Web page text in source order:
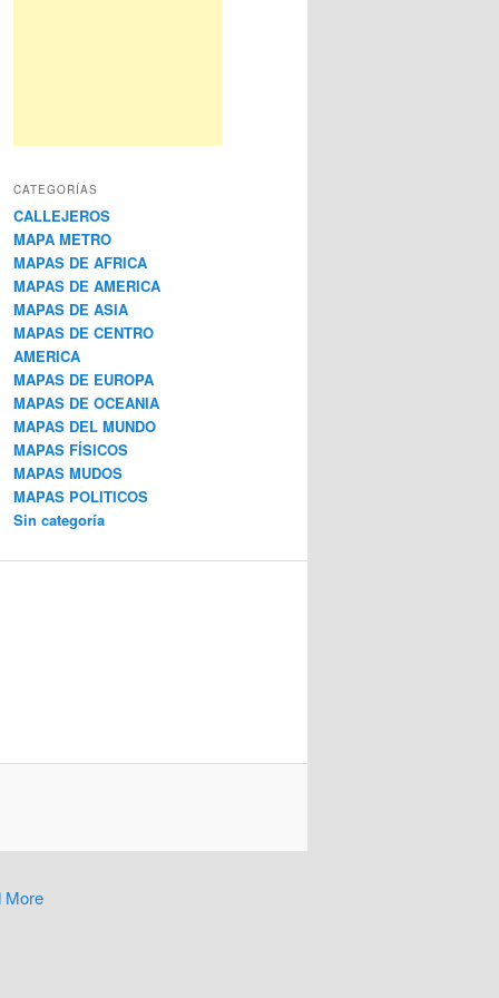
CATEGORÍAS
CALLEJEROS
MAPA METRO
MAPAS DE AFRICA
MAPAS DE AMERICA
MAPAS DE ASIA
MAPAS DE CENTRO
AMERICA
MAPAS DE EUROPA
MAPAS DE OCEANIA
MAPAS DEL MUNDO
MAPAS FÍSICOS
MAPAS MUDOS
MAPAS POLITICOS
Sin categoría
More